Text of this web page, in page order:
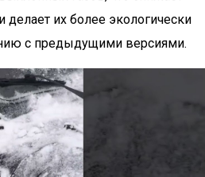
их более экологически
с предыдущими версиями.